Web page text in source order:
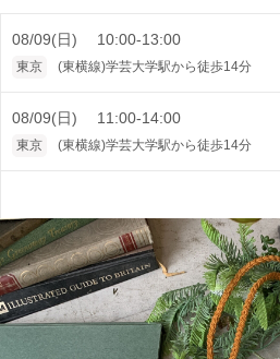
08/09(日) 10:00-13:00
東京 (東横線)学芸大学駅から徒歩14分
08/09(日) 11:00-14:00
東京 (東横線)学芸大学駅から徒歩14分